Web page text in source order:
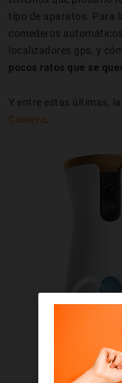
tipo de aparatos. Para
comederos
localizadores gps, y
pocos ratos que se
Y entre estas últimas,
Camera.